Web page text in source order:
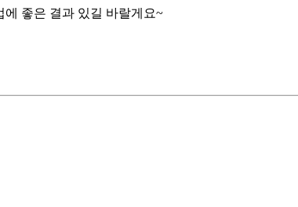
좋은 결과 있길 바랄게요~